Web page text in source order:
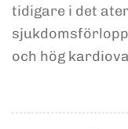
tidigare i det
och hög